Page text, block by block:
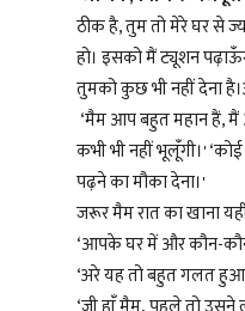
ठीक है, तुम तो मेरे घर से
हो। इसको मैं ट्यूशन
तुमको कुछ भी नहीं देना
‘मैम आप बहुत महान हैं,
कभी भी नहीं भूलूंँगी।'
पढ़ने का मौका देना।'
जरूर मैम रात का खाना
‘आपके घर में और कौन-कौन
‘अरे यह तो बहुत गलत